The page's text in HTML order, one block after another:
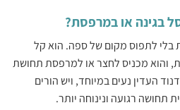
בגינה או במרפסת?
בלי לתפוס מקום של ספה. הוא קל
והוא מכניס לחצר או למרפסת תחושת
העדין נעים במיוחד, ויש הורים
תחושה רגועה ונינוחה יותר.